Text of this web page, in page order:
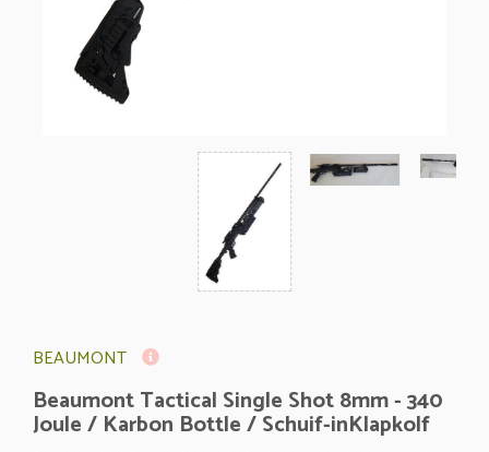
BEAUMONT
Beaumont Tactical Single Shot 8mm - 340
Joule / Karbon Bottle / Schuif-inKlapkolf